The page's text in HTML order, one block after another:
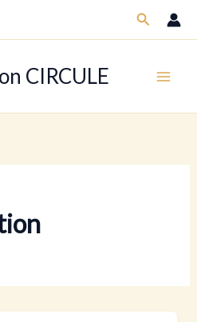
CIRCULE